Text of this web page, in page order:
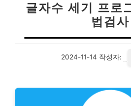
글자수 세기 프로
법검사
2024-11-14 작성자: